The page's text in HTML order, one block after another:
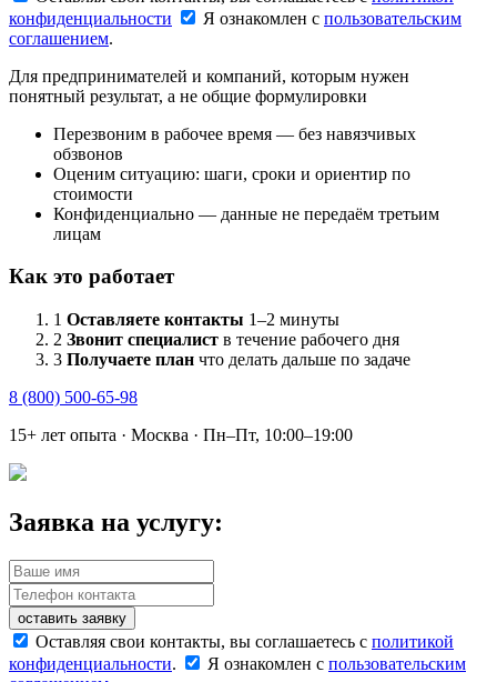
конфиденциальности
Я ознакомлен с пользовательским
соглашением.
Для предпринимателей и компаний, которым нужен
понятный результат, а не общие формулировки
Перезвоним в рабочее время — без навязчивых
обзвонов
Оценим ситуацию: шаги, сроки и ориентир по
стоимости
Конфиденциально — данные не передаём третьим
лицам
Как это работает
1 Оставляете контакты 1–2 минуты
2 Звонит специалист в течение рабочего дня
3 Получаете план что делать дальше по задаче
8 (800) 500-65-98
15+ лет опыта · Москва · Пн–Пт, 10:00–19:00
Заявка на услугу:
оставить заявку
Оставляя свои контакты, вы соглашаетесь с политикой
конфиденциальности. Я ознакомлен с пользовательским